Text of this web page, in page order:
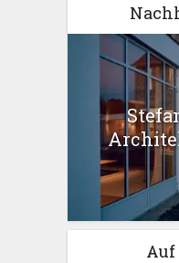
Auf